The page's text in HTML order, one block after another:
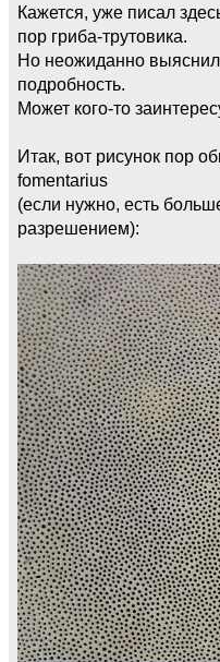
Кажется, уже писал
пор гриба-трутовика.
Но неожиданно
подробность.
Может кого-то
Итак, вот рисунок пор
fomentarius
(если нужно, есть
разрешением):